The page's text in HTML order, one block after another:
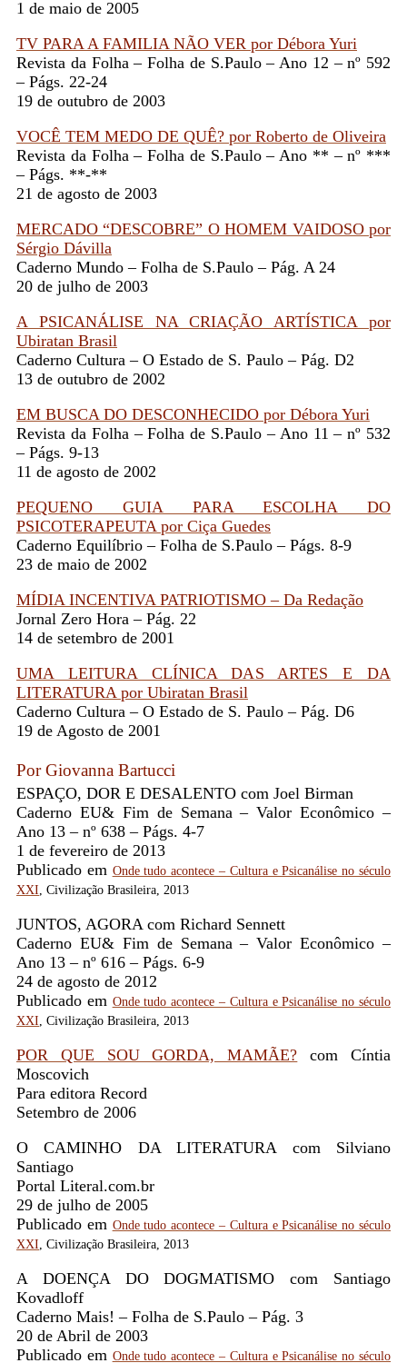
1 de maio de 2005
TV PARA A FAMILIA NÃO VER por Débora Yuri
Revista da Folha – Folha de S.Paulo – Ano 12 – nº 592
– Págs. 22-24
19 de outubro de 2003
VOCÊ TEM MEDO DE QUÊ? por Roberto de Oliveira
Revista da Folha – Folha de S.Paulo – Ano ** – nº ***
– Págs. **-**
21 de agosto de 2003
MERCADO “DESCOBRE” O HOMEM VAIDOSO por
Sérgio Dávilla
Caderno Mundo – Folha de S.Paulo – Pág. A 24
20 de julho de 2003
A PSICANÁLISE NA CRIAÇÃO ARTÍSTICA por
Ubiratan Brasil
Caderno Cultura – O Estado de S. Paulo – Pág. D2
13 de outubro de 2002
EM BUSCA DO DESCONHECIDO por Débora Yuri
Revista da Folha – Folha de S.Paulo – Ano 11 – nº 532
– Págs. 9-13
11 de agosto de 2002
PEQUENO GUIA PARA ESCOLHA DO
PSICOTERAPEUTA por Ciça Guedes
Caderno Equilíbrio – Folha de S.Paulo – Págs. 8-9
23 de maio de 2002
MÍDIA INCENTIVA PATRIOTISMO – Da Redação
Jornal Zero Hora – Pág. 22
14 de setembro de 2001
UMA LEITURA CLÍNICA DAS ARTES E DA
LITERATURA por Ubiratan Brasil
Caderno Cultura – O Estado de S. Paulo – Pág. D6
19 de Agosto de 2001
Por Giovanna Bartucci
ESPAÇO, DOR E DESALENTO com Joel Birman
Caderno EU& Fim de Semana – Valor Econômico –
Ano 13 – nº 638 – Págs. 4-7
1 de fevereiro de 2013
Publicado em Onde tudo acontece – Cultura e Psicanálise no século
XXI, Civilização Brasileira, 2013
JUNTOS, AGORA com Richard Sennett
Caderno EU& Fim de Semana – Valor Econômico –
Ano 13 – nº 616 – Págs. 6-9
24 de agosto de 2012
Publicado em Onde tudo acontece – Cultura e Psicanálise no século
XXI, Civilização Brasileira, 2013
POR QUE SOU GORDA, MAMÃE? com Cíntia
Moscovich
Para editora Record
Setembro de 2006
O CAMINHO DA LITERATURA com Silviano
Santiago
Portal Literal.com.br
29 de julho de 2005
Publicado em Onde tudo acontece – Cultura e Psicanálise no século
XXI, Civilização Brasileira, 2013
A DOENÇA DO DOGMATISMO com Santiago
Kovadloff
Caderno Mais! – Folha de S.Paulo – Pág. 3
20 de Abril de 2003
Publicado em Onde tudo acontece – Cultura e Psicanálise no século